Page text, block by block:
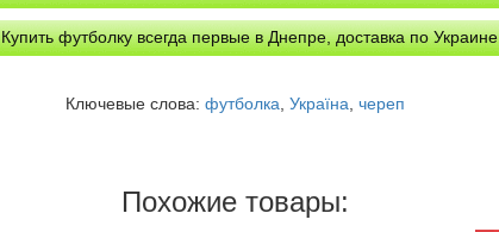
Купить футболку всегда первые в Днепре, доставка по Украине
Ключевые слова: футболка Україна череп
Похожие товары: